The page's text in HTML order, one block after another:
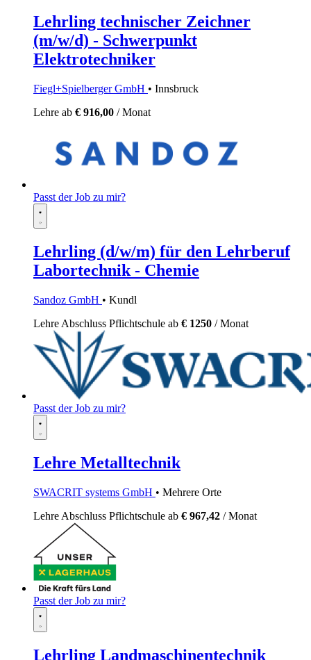
Lehrling technischer Zeichner
(m/w/d) - Schwerpunkt
Elektrotechniker
Fiegl+Spielberger GmbH • Innsbruck
Lehre ab € 916,00 / Monat
Passt der Job zu mir?
Lehrling (d/w/m) für den Lehrberuf
Labortechnik - Chemie
Sandoz GmbH • Kundl
Lehre Abschluss Pflichtschule ab € 1250 / Monat
Passt der Job zu mir?
Lehre Metalltechnik
SWACRIT systems GmbH • Mehrere Orte
Lehre Abschluss Pflichtschule ab € 967,42 / Monat
Passt der Job zu mir?
Lehrling Landmaschinentechnik